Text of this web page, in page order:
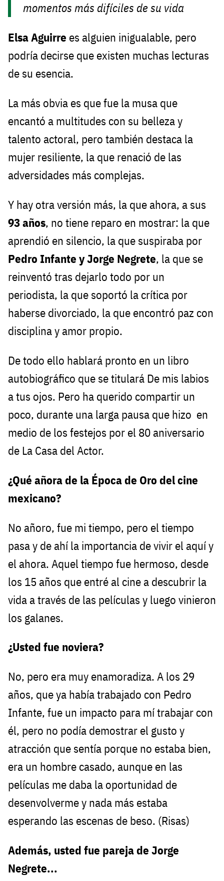
momentos más difíciles de su vida
Elsa Aguirre es alguien inigualable, pero
podría decirse que existen muchas lecturas
de su esencia.
La más obvia es que fue la musa que
encantó a multitudes con su belleza y
talento actoral, pero también destaca la
mujer resiliente, la que renació de las
adversidades más complejas.
Y hay otra versión más, la que ahora, a sus
93 años, no tiene reparo en mostrar: la que
aprendió en silencio, la que suspiraba por
Pedro Infante y Jorge Negrete, la que se
reinventó tras dejarlo todo por un
periodista, la que soportó la crítica por
haberse divorciado, la que encontró paz con
disciplina y amor propio.
De todo ello hablará pronto en un libro
autobiográfico que se titulará De mis labios
a tus ojos. Pero ha querido compartir un
poco, durante una larga pausa que hizo en
medio de los festejos por el 80 aniversario
de La Casa del Actor.
¿Qué añora de la Época de Oro del cine
mexicano?
No añoro, fue mi tiempo, pero el tiempo
pasa y de ahí la importancia de vivir el aquí y
el ahora. Aquel tiempo fue hermoso, desde
los 15 años que entré al cine a descubrir la
vida a través de las películas y luego vinieron
los galanes.
¿Usted fue noviera?
No, pero era muy enamoradiza. A los 29
años, que ya había trabajado con Pedro
Infante, fue un impacto para mí trabajar con
él, pero no podía demostrar el gusto y
atracción que sentía porque no estaba bien,
era un hombre casado, aunque en las
películas me daba la oportunidad de
desenvolverme y nada más estaba
esperando las escenas de beso. (Risas)
Además, usted fue pareja de Jorge
Negrete...